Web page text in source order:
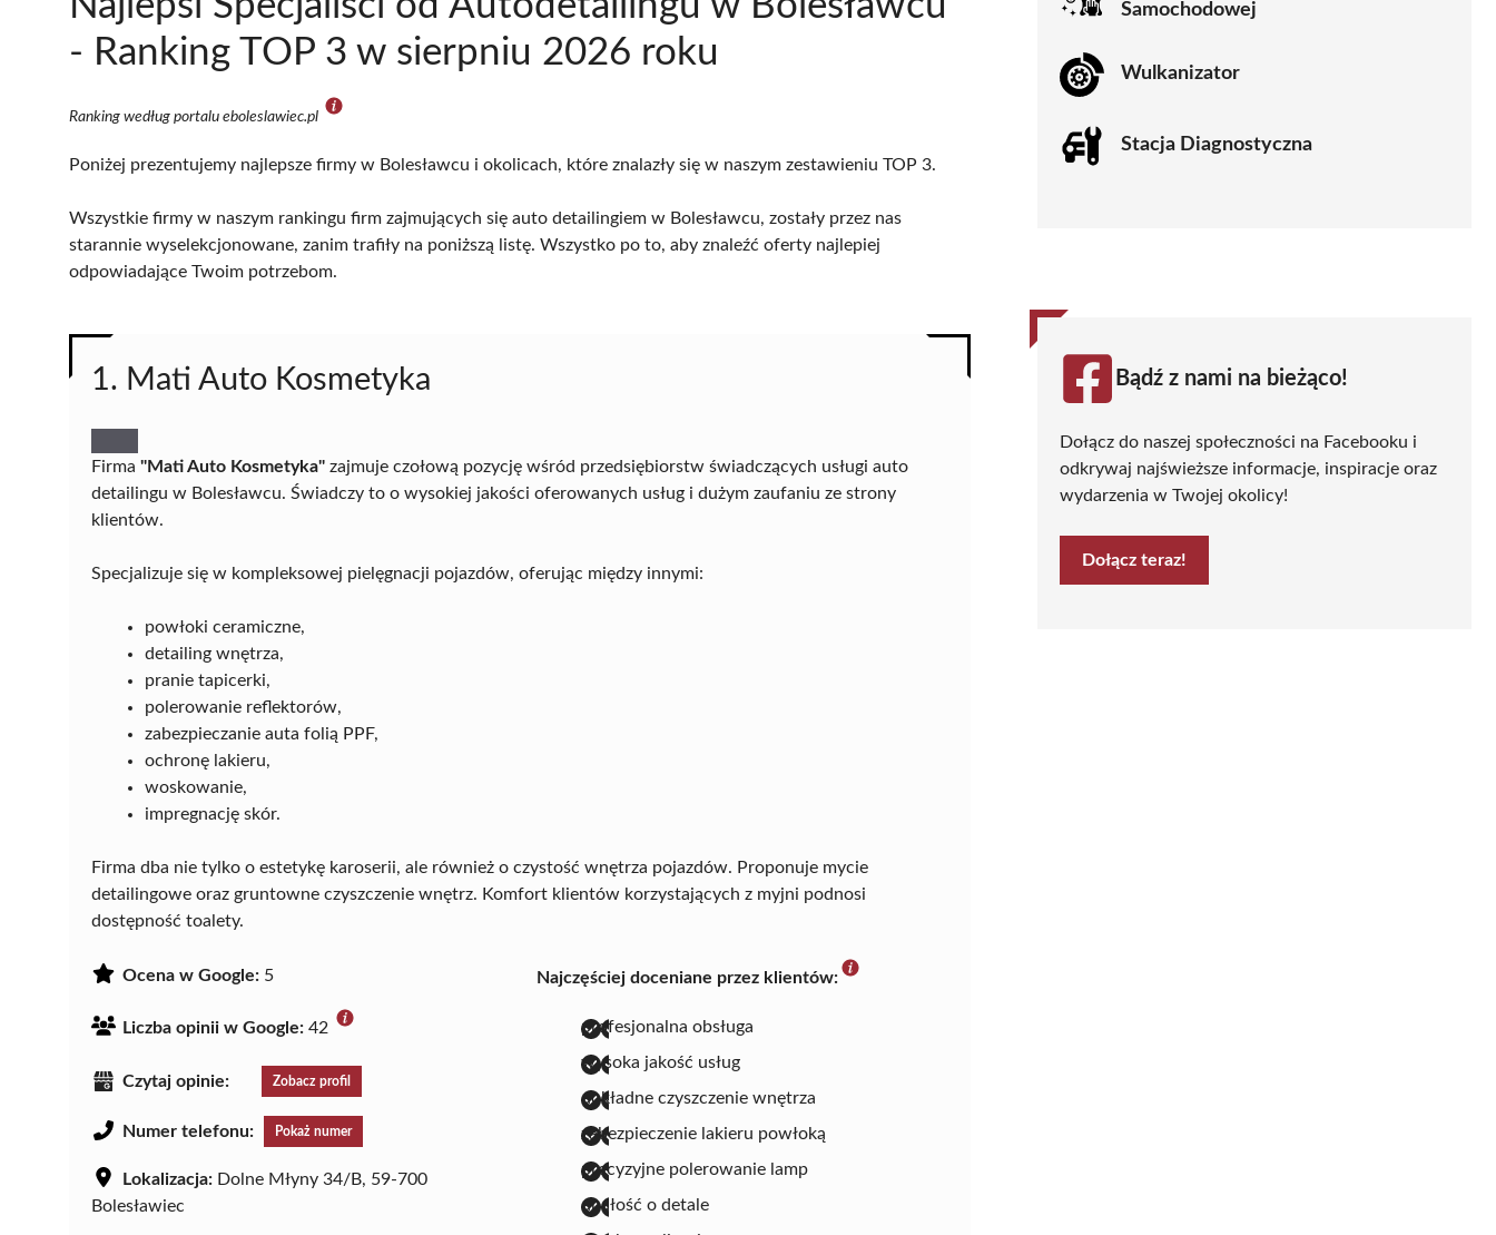
- Ranking TOP 3 w sierpniu 2026 roku
Ranking według portalu eboleslawiec.pl
Poniżej prezentujemy najlepsze firmy w Bolesławcu i okolicach, które znalazły się w naszym zestawieniu TOP 3.
Wszystkie firmy w naszym rankingu firm zajmujących się auto detailingiem w Bolesławcu, zostały przez nas
starannie wyselekcjonowane, zanim trafiły na poniższą listę. Wszystko po to, aby znaleźć oferty najlepiej
odpowiadające Twoim potrzebom.
1. Mati Auto Kosmetyka
Firma "Mati Auto Kosmetyka" zajmuje czołową pozycję wśród przedsiębiorstw świadczących usługi auto
detailingu w Bolesławcu. Świadczy to o wysokiej jakości oferowanych usług i dużym zaufaniu ze strony
klientów.
Specjalizuje się w kompleksowej pielęgnacji pojazdów, oferując między innymi:
powłoki ceramiczne,
detailing wnętrza,
pranie tapicerki,
polerowanie reflektorów,
zabezpieczanie auta folią PPF,
ochronę lakieru,
woskowanie,
impregnację skór.
Firma dba nie tylko o estetykę karoserii, ale również o czystość wnętrza pojazdów. Proponuje mycie
detailingowe oraz gruntowne czyszczenie wnętrz. Komfort klientów korzystających z myjni podnosi
dostępność toalety.
Ocena w Google: 5
Liczba opinii w Google: 42
Czytaj opinie: Zobacz profil
Numer telefonu: Pokaż numer
Lokalizacja: Dolne Młyny 34/B, 59-700
Bolesławiec
Najczęściej doceniane przez klientów:
profesjonalna obsługa
wysoka jakość usług
dokładne czyszczenie wnętrza
zabezpieczenie lakieru powłoką
precyzyjne polerowanie lamp
dbałość o detale
Samochodowej
Wulkanizator
Stacja Diagnostyczna
Bądź z nami na bieżąco!
Dołącz do naszej społeczności na Facebooku i
odkrywaj najświeższe informacje, inspiracje oraz
wydarzenia w Twojej okolicy!
Dołącz teraz!